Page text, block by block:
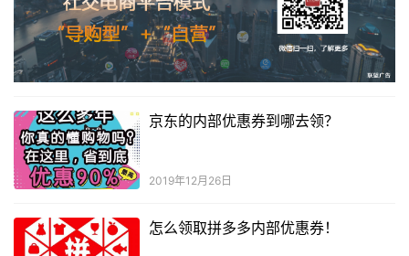
京东的内部优惠券到哪去领？
2019年12月26日
怎么领取拼多多内部优惠券！